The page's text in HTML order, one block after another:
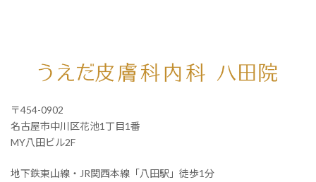
〒454-0902
名古屋市中川区花池1丁目1番
MY八田ビル2F
地下鉄東山線・JR関西本線「八田駅」徒歩1分